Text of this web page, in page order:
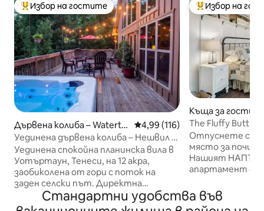
Най-популярен избор на гостите
Избор на гостите
Дървена колиба – Waterto
wn
Средна оценка: 4,99 от 5,
4,99 (116)
Уединена дървена колиба – Нешвил –
Джакузи – Домашен любимец –
Билярдна маса – FP
Уединена спокойна планинска вила в
Уотъртаун, Тенеси, на 12 акра,
заобиколена от гори с поток на
заден селски път. Директна
комуникация със собственика.
Побира 10 души с голямо двойно
Най-популярен
Избор на
Къща за гости –
The Fluffy Butt
Отпуснете се
място за
Нашият
апартамент с
очарователни
Насладете се на: 🛏️ 2 спални
Стандартни удобства във